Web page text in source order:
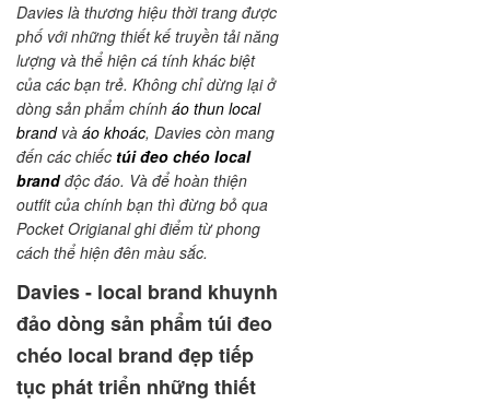
Davies là thương hiệu thời trang được
phố với những thiết kế truyền tải năng
lượng và thể hiện cá tính khác biệt
của các bạn trẻ. Không chỉ dừng lại ở
dòng sản phẩm chính áo thun local
brandvà áo khoác, Davies còn mang
đến các chiếc túi đeo chéo local
brandđộc đáo. Và để hoàn thiện
outfit của chính bạn thì đừng bỏ qua
Pocket Origianal ghi điểm từ phong
cách thể hiện đên màu sắc.
Davies - local brand khuynh
đảo dòng sản phẩm túi đeo
chéo local brand đẹp tiếp
tục phát triển những thiết